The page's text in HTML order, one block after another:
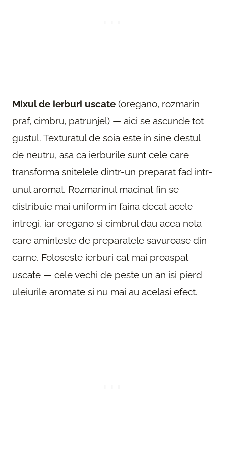
Mixul de ierburi uscate (oregano, rozmarin
praf, cimbru, patrunjel) — aici se ascunde tot
gustul. Texturatul de soia este in sine destul
de neutru, asa ca ierburile sunt cele care
transforma snitelele dintr-un preparat fad intr-
unul aromat. Rozmarinul macinat fin se
distribuie mai uniform in faina decat acele
intregi, iar oregano si cimbrul dau acea nota
care aminteste de preparatele savuroase din
carne. Foloseste ierburi cat mai proaspat
uscate — cele vechi de peste un an isi pierd
uleiurile aromate si nu mai au acelasi efect.